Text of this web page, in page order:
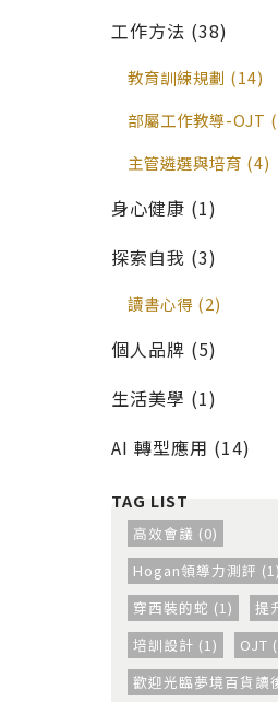
周育如老師
工作方法 (38)
教育訓練規劃 (14)
部屬工作教導-OJT
主管遴選與培育 (4)
身心健康 (1)
探索自我 (3)
讀書心得 (2)
個人品牌 (5)
生活美學 (1)
AI 轉型應用 (14)
高效會議 (0)
Hogan領導力測評 (1)
穿西裝的蛇 (1)
提
培訓設計 (1)
OJT
歡迎光臨夢境百貨讀